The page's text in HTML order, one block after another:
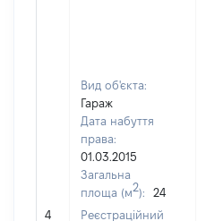
4
Вид об'єкта:
Гараж
Дата набуття
права:
01.03.2015
Загальна
площа (м2):
24
Реєстраційний